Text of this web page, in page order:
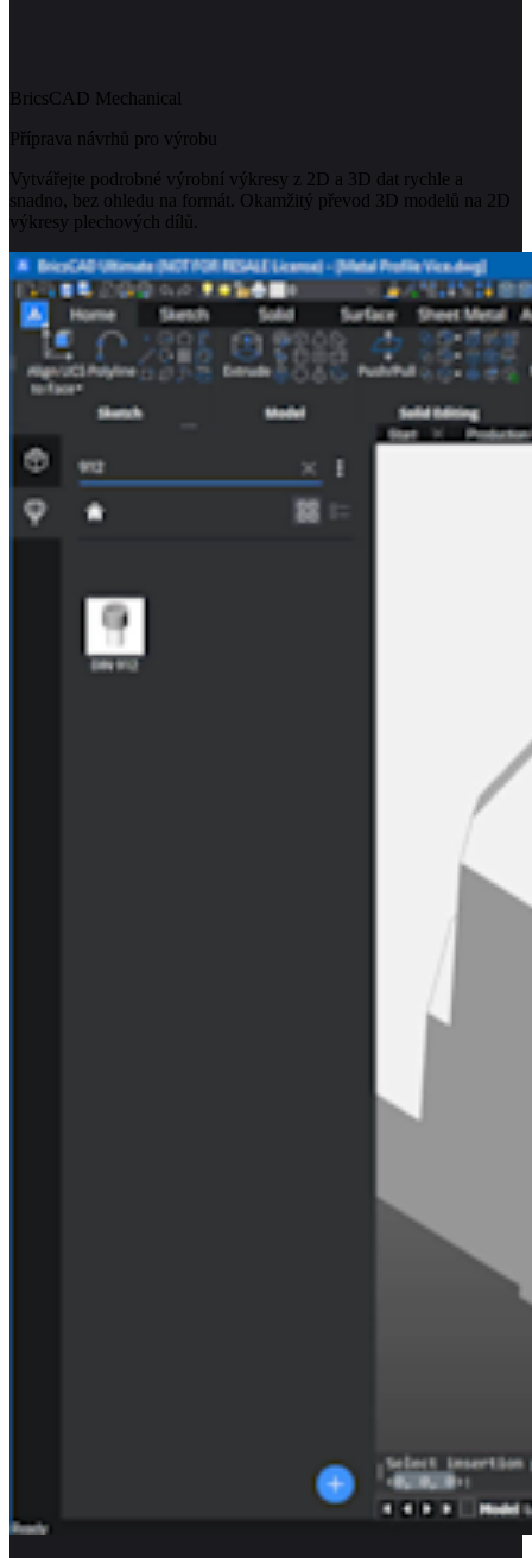
BricsCAD Mechanical
Příprava návrhů pro výrobu
Vytvářejte podrobné výrobní výkresy z 2D a 3D dat rychle a
snadno, bez ohledu na formát. Okamžitý převod 3D modelů na 2D
výkresy plechových dílů.